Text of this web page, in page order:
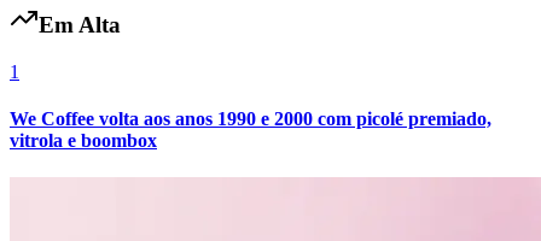
Em Alta
1
We Coffee volta aos anos 1990 e 2000 com picolé premiado,
vitrola e boombox